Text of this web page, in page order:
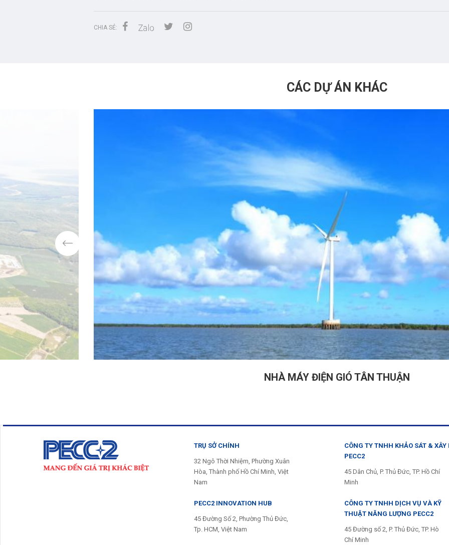
CHIA SẺ:
CÁC DỰ ÁN KHÁC
Previous
NHÀ MÁY ĐIỆN GIÓ TÂN THUẬN
TRỤ SỞ CHÍNH
32 Ngô Thời Nhiệm, Phường Xuân
Hòa, Thành phố Hồ Chí Minh, Việt
Nam
PECC2 INNOVATION HUB
45 Đường Số 2, Phường Thủ Đức,
Tp. HCM, Việt Nam
CÔNG TY TNHH KHẢO SÁT & XÂY
PECC2
45 Dân Chủ, P. Thủ Đức, TP. Hồ Chí
Minh
CÔNG TY TNHH DỊCH VỤ VÀ KỸ
THUẬT NĂNG LƯỢNG PECC2
45 Đường số 2, P. Thủ Đức, TP. Hò
Chí Minh